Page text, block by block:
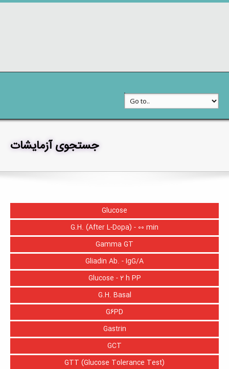
جستجوی آزمایشات
Glucose
G.H. (After L-Dopa) - 00 min
Gamma GT
Gliadin Ab. - IgG/A
Glucose - 2 h PP
G.H. Basal
G6PD
Gastrin
GCT
GTT (Glucose Tolerance Test)